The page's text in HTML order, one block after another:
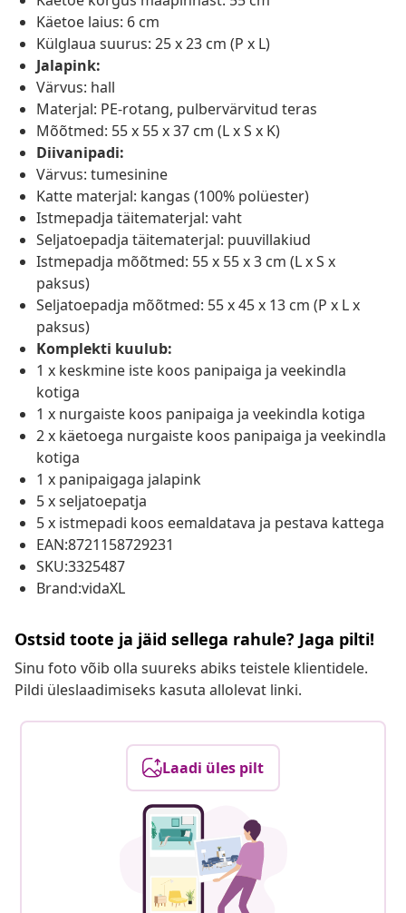
Käetoe laius: 6 cm
Külglaua suurus: 25 x 23 cm (P x L)
Jalapink:
Värvus: hall
Materjal: PE-rotang, pulbervärvitud teras
Mõõtmed: 55 x 55 x 37 cm (L x S x K)
Diivanipadi:
Värvus: tumesinine
Katte materjal: kangas (100% polüester)
Istmepadja täitematerjal: vaht
Seljatoepadja täitematerjal: puuvillakiud
Istmepadja mõõtmed: 55 x 55 x 3 cm (L x S x
paksus)
Seljatoepadja mõõtmed: 55 x 45 x 13 cm (P x L x
paksus)
Komplekti kuulub:
1 x keskmine iste koos panipaiga ja veekindla
kotiga
1 x nurgaiste koos panipaiga ja veekindla kotiga
2 x käetoega nurgaiste koos panipaiga ja veekindla
kotiga
1 x panipaigaga jalapink
5 x seljatoepatja
5 x istmepadi koos eemaldatava ja pestava kattega
EAN:8721158729231
SKU:3325487
Brand:vidaXL
Ostsid toote ja jäid sellega rahule? Jaga pilti!
Sinu foto võib olla suureks abiks teistele klientidele.
Pildi üleslaadimiseks kasuta allolevat linki.
Laadi üles pilt